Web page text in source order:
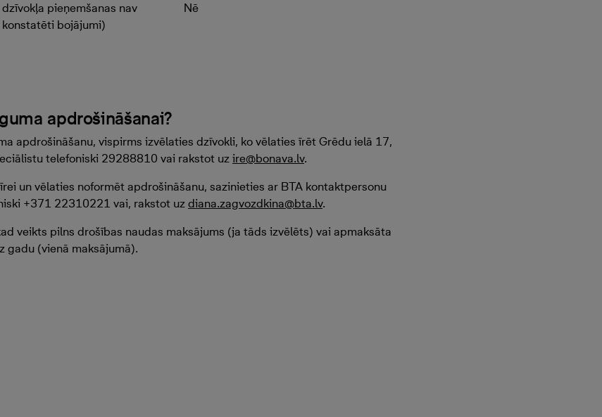
dzīvokļa pieņemšanas nav
konstatēti bojājumi)
Nē
apdrošināšanai?
apdrošināšanu, vispirms izvēlaties dzīvokli, ko vēlaties īrēt Grēdu ielā 17,
telefoniski 29288810 vai rakstot uzire@bonava.lv.
un vēlaties noformēt apdrošināšanu, sazinieties ar BTA kontaktpersonu
+371 22310221 vai, rakstot uz diana.zagvozdkina@bta.lv.
veikts pilns drošības naudas maksājums (ja tāds izvēlēts) vai apmaksāta
gadu (vienā maksājumā).